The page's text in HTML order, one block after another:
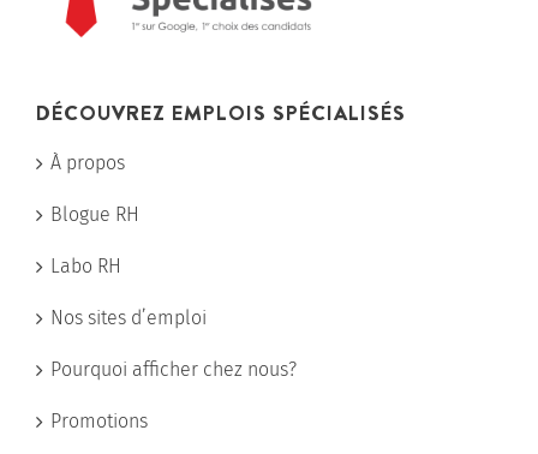
DÉCOUVREZ EMPLOIS SPÉCIALISÉS
À propos
Blogue RH
Labo RH
Nos sites d’emploi
Pourquoi afficher chez nous?
Promotions